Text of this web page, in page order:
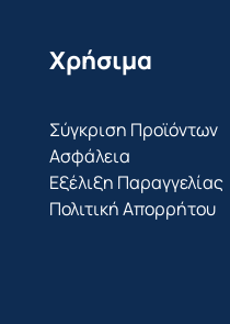
Χρήσιμα
Σύγκριση Προϊόντων
Ασφάλεια
Εξέλιξη Παραγγελίας
Πολιτική Απορρήτου